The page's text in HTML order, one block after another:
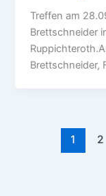
Treffen am
Brettschneider
Brettschneider,
1 2